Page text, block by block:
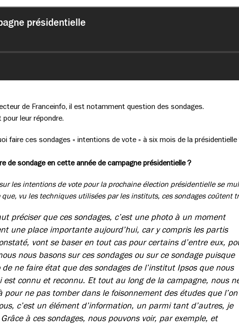
de Franceinfo, il est notamment question des sondages.
pour leur répondre.
faire ces sondages « intentions de vote » à six mois de la
de sondage en cette année de campagne présidentielle ?
les intentions de vote pour la prochaine élection présidentielle se
vu les techniques utilisées par les instituts, ces sondages coûtent
préciser que ces sondages, c’est une photo à un moment
une place importante aujourd’hui, car y compris les partis
vont se baser en tout cas pour certains d’entre eux,
nous basons sur ces sondages ou sur ce sondage puisque
ne faire état que des sondages de l’institut Ipsos que nous
est connu et reconnu. Et tout au long de la campagne, nous
pour ne pas tomber dans le foisonnement des études que l’on
c’est un élément d’information, un parmi tant d’autres, je
à ces sondages, nous pouvons voir, par exemple, et